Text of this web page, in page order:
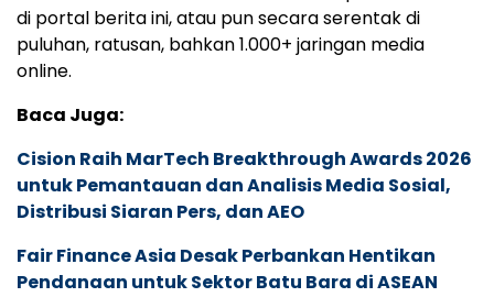
di portal berita ini, atau pun secara serentak di
puluhan, ratusan, bahkan 1.000+ jaringan media
online.
Baca Juga:
Cision Raih MarTech Breakthrough Awards 2026
untuk Pemantauan dan Analisis Media Sosial,
Distribusi Siaran Pers, dan AEO
Fair Finance Asia Desak Perbankan Hentikan
Pendanaan untuk Sektor Batu Bara di ASEAN